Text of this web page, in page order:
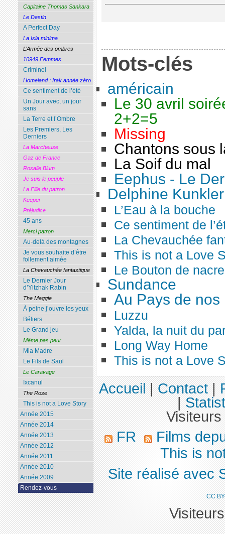
Mots-clés
américain
Le 30 avril
2+2=5
Missing
Chantons sous
La Soif du mal
Eephus - Le
Delphine Kunkler
L’Eau à la bouche
Ce sentiment de
La Chevauchée
This is not a Love
Le Bouton de nacre
Sundance
Au Pays de nos
Luzzu
Yalda, la nuit du
Long Way Home
This is not a Love
Capitaine Thomas Sankara
Le Destin
A Perfect Day
La Isla minima
L’Armée des ombres
10949 Femmes
Criminel
Homeland : Irak année zéro
Ce sentiment de l’été
Un Jour avec, un jour
sans
La Terre et l’Ombre
Les Premiers, Les
Derniers
La Marcheuse
Gaz de France
Rosalie Blum
Je suis le peuple
La Fille du patron
Keeper
Préjudice
45 ans
Merci patron
Au-delà des montagnes
Je vous souhaite d’être
follement aimée
La Chevauchée fantastique
Le Dernier Jour
d’Yitzhak Rabin
The Maggie
À peine j’ouvre les yeux
Béliers
Le Grand jeu
Même pas peur
Mia Madre
Le Fils de Saul
Le Caravage
Ixcanul
The Rose
This is not a Love Story
Année 2015
Année 2014
Année 2013
Année 2012
Année 2011
Année 2010
Année 2009
Rendez-vous
Accueil|Contact|
|
FR
Films
This is
Site réalisé avec
CC